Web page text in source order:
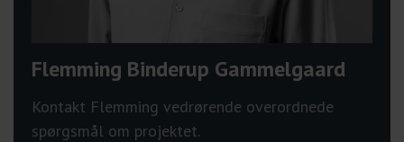
Flemming Binderup Gammelgaard
Kontakt Flemming vedrørende overordnede
spørgsmål om projektet.